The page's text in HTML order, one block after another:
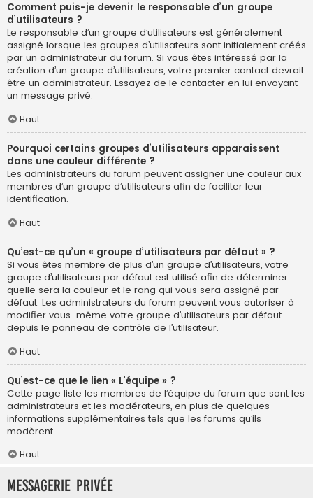
Comment puis-je devenir le responsable d’un groupe
d’utilisateurs ?
Le responsable d’un groupe d’utilisateurs est généralement
assigné lorsque les groupes d’utilisateurs sont initialement créés
par un administrateur du forum. Si vous êtes intéressé par la
création d’un groupe d’utilisateurs, votre premier contact devrait
être un administrateur. Essayez de le contacter en lui envoyant
un message privé.
Haut
Pourquoi certains groupes d’utilisateurs apparaissent
dans une couleur différente ?
Les administrateurs du forum peuvent assigner une couleur aux
membres d’un groupe d’utilisateurs afin de faciliter leur
identification.
Haut
Qu’est-ce qu’un « groupe d’utilisateurs par défaut » ?
Si vous êtes membre de plus d’un groupe d’utilisateurs, votre
groupe d’utilisateurs par défaut est utilisé afin de déterminer
quelle sera la couleur et le rang qui vous sera assigné par
défaut. Les administrateurs du forum peuvent vous autoriser à
modifier vous-même votre groupe d’utilisateurs par défaut
depuis le panneau de contrôle de l’utilisateur.
Haut
Qu’est-ce que le lien « L’équipe » ?
Cette page liste les membres de l’équipe du forum que sont les
administrateurs et les modérateurs, en plus de quelques
informations supplémentaires tels que les forums qu’ils
modèrent.
Haut
Messagerie privée